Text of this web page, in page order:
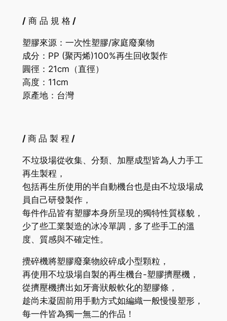
/商 品 規 格 /
塑膠來源：一次性塑膠/家庭廢棄物
成分： PP (聚丙烯)100%再生回收製作
圓徑：21cm（直徑）
高度：11cm
原產地：台灣
/ 商 品 製 程 /
不垃圾場從收集、分類、加壓成型皆為人力手工
再生製程，
包括再生所使用的半自動機台也是由不垃圾場成
員自己研發製作，
每件作品皆有塑膠本身所呈現的獨特性質樣貌，
少了些工業製造的冰冷單調，多了些手工的溫
度、質感與不確定性。
攪碎機將塑膠廢棄物絞碎成小型顆粒，
再使用不垃圾場自製的再生機台-塑膠擠壓機，
從擠壓機擠出如牙膏狀般軟化的塑膠條，
趁尚未凝固前用手動方式如編織一般慢慢塑形，
每一件皆為獨一無二的作品！